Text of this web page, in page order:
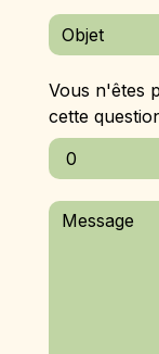
Vous n'êtes
cette